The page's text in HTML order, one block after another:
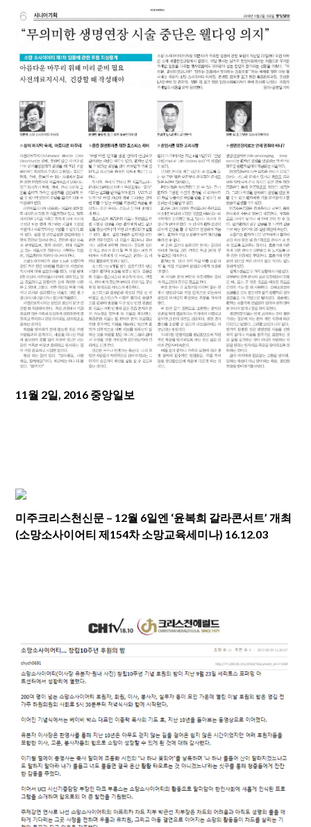
11월 2일, 2016 중앙일보
미주크리스천신문 – 12월 6일엔 ‘윤복희 갈라콘서트’ 개최
(소망소사이어티 제154차 소망교육세미나) 16.12.03